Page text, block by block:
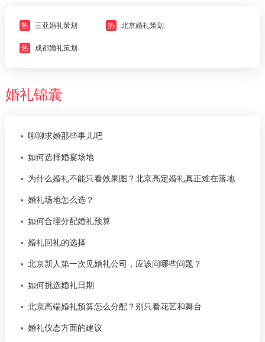
热 三亚婚礼策划 热 北京婚礼策划
热 成都婚礼策划
婚礼锦囊
聊聊求婚那些事儿吧
如何选择婚宴场地
为什么婚礼不能只看效果图？北京高定婚礼真正难在落地
婚礼场地怎么选？
如何合理分配婚礼预算
婚礼回礼的选择
北京新人第一次见婚礼公司，应该问哪些问题？
如何挑选婚礼日期
北京高端婚礼预算怎么分配？别只看花艺和舞台
婚礼仪态方面的建议